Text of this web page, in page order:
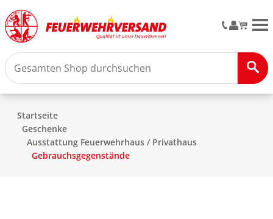
Startseite
Geschenke
Ausstattung Feuerwehrhaus / Privathaus
Gebrauchsgegenstände